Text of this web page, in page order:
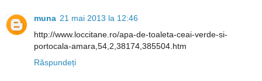
muna 21 mai 2013 la 12:46
http://www.loccitane.ro/apa-de-toaleta-ceai-verde-si-
portocala-amara,54,2,38174,385504.htm
Răspundeți